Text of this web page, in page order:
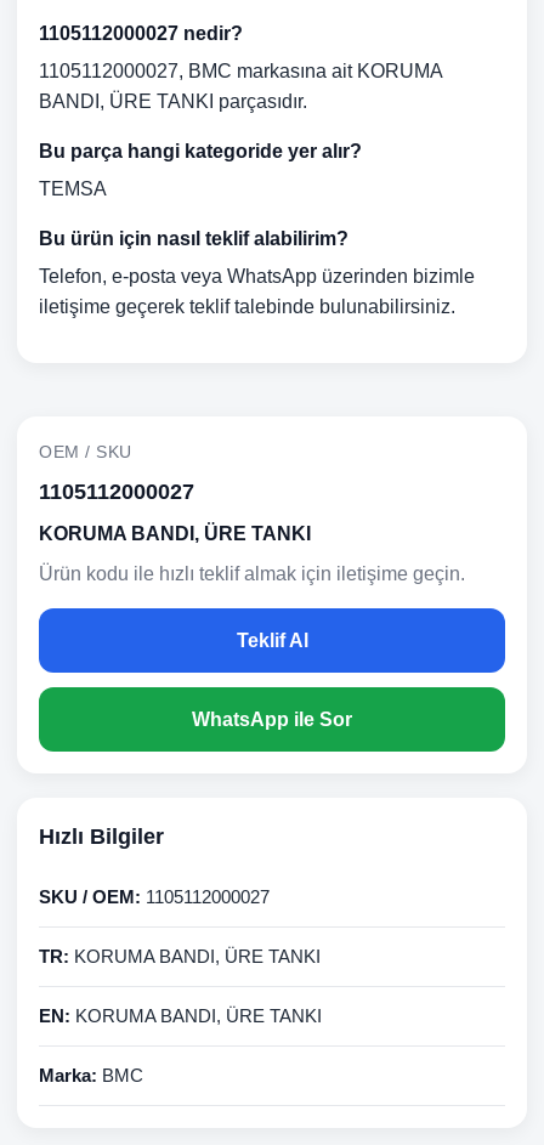
1105112000027 nedir?
1105112000027, BMC markasına ait KORUMA
BANDI, ÜRE TANKI parçasıdır.
Bu parça hangi kategoride yer alır?
TEMSA
Bu ürün için nasıl teklif alabilirim?
Telefon, e-posta veya WhatsApp üzerinden bizimle
iletişime geçerek teklif talebinde bulunabilirsiniz.
OEM / SKU
1105112000027
KORUMA BANDI, ÜRE TANKI
Ürün kodu ile hızlı teklif almak için iletişime geçin.
Teklif Al
WhatsApp ile Sor
Hızlı Bilgiler
SKU / OEM: 1105112000027
TR: KORUMA BANDI, ÜRE TANKI
EN: KORUMA BANDI, ÜRE TANKI
Marka: BMC